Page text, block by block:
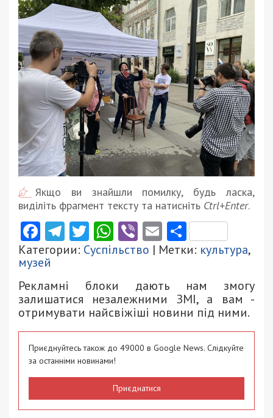
Якщо ви знайшли помилку, будь ласка,
виділіть фрагмент тексту та натисніть Ctrl+Enter.
Facebook
Telegram
Twitter
WhatsApp
ViberEmail
Категории: Суспільство | Метки: культура,
музей
Рекламні блоки дають нам змогу
залишатися незалежними ЗМІ, а вам -
отримувати найсвіжіші новини під ними.
Приєднуйтесь також до 49000 в Google News. Слідкуйте
за останніми новинами!
Приєднатися